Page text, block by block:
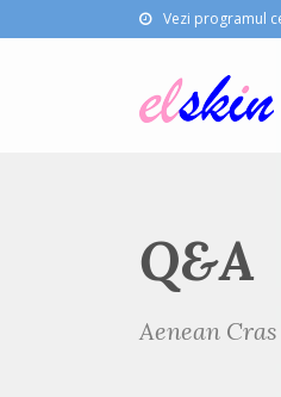
Vezi programul
Q&A
Aenean